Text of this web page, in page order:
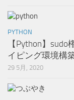
PYTHON
【Python】
イピング環境構
29 5月, 2020